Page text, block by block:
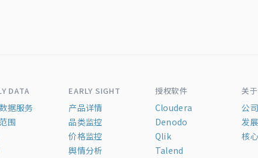
DATA
据服务
围
EARLY SIGHT
产品详情
品类监控
价格监控
舆情分析
授权软件
Cloudera
Denodo
Qlik
Talend
关
公
发
核